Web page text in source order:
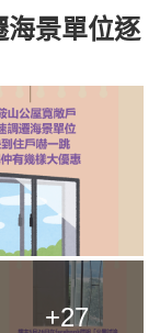
海景單位逐
+27